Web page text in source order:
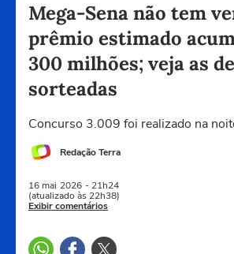
Mega-Sena não tem
prêmio estimado
300 milhões; veja as
sorteadas
Concurso 3.009 foi realizado na
Redação Terra
16 mai 2026 - 21h24
(atualizado às 22h38)
Exibir comentários